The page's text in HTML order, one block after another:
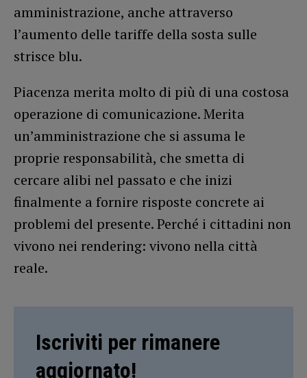
amministrazione, anche attraverso
l’aumento delle tariffe della sosta sulle
strisce blu.
Piacenza merita molto di più di una costosa
operazione di comunicazione. Merita
un’amministrazione che si assuma le
proprie responsabilità, che smetta di
cercare alibi nel passato e che inizi
finalmente a fornire risposte concrete ai
problemi del presente. Perché i cittadini non
vivono nei rendering: vivono nella città
reale.
Iscriviti per rimanere
aggiornato!